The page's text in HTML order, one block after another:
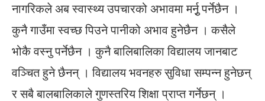
नागरिकले अब स्वास्थ्य उपचारको अभावमा मर्नुृ पर्नेछैन ।
कुनै गाउँमा स्वच्छ पिउने पानीको अभाव हुनेछैन । कसैले
भोकै वस्नु पर्नेछैन । कुनै बालिबालिका विद्यालय जानबाट
वञ्चित हुने छैनन् । विद्यालय भवनहरु सुविधा सम्पन्न हुनेछन्
र सबै बालबालिकाले गुणस्तरिय शिक्षा प्राप्त गर्नेछन् ।